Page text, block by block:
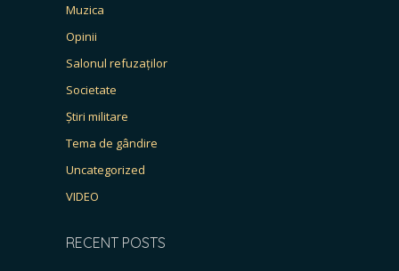
Muzica
Opinii
Salonul refuzaților
Societate
Știri militare
Tema de gândire
Uncategorized
VIDEO
RECENT POSTS